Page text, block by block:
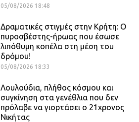
05/08/2026 18:48
Δραματικές στιγμές στην Κρήτη: Ο
πυροσβέστης-ήρωας που έσωσε
λιπόθυμη κοπέλα στη μέση του
δρόμου!
05/08/2026 18:33
Λουλούδια, πλήθος κόσμου και
συγκίνηση στα γενέθλια που δεν
πρόλαβε να γιορτάσει ο 21χρονος
Νικήτας